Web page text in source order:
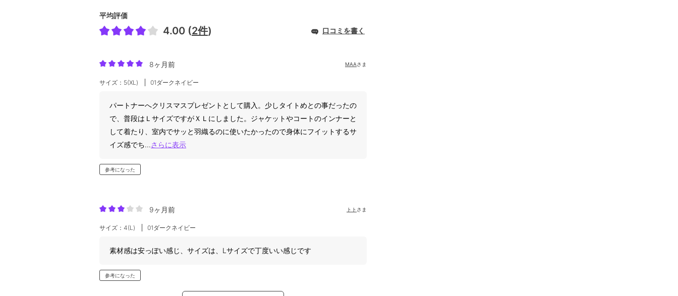
平均評価
4.00 (2件) 口コミを書く
8ヶ月前 MAAさま
サイズ：5(XL) 01ダークネイビー
パートナーへクリスマスプレゼントとして購入。少しタイトめとの事だったの
で、普段はＬサイズですがＸＬにしました。ジャケットやコートのインナーと
して着たり、室内でサッと羽織るのに使いたかったので身体にフイットするサ
イズ感でち... さらに表示
参考になった
9ヶ月前 トト さま
サイズ：4(L) 01ダークネイビー
素材感は安っぽい感じ、サイズは、Lサイズで丁度いい感じです
参考になった